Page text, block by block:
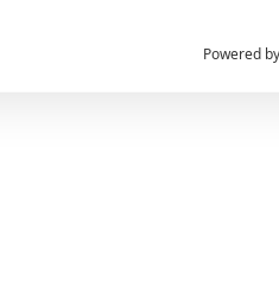
k informacím v zařízení
Powered by